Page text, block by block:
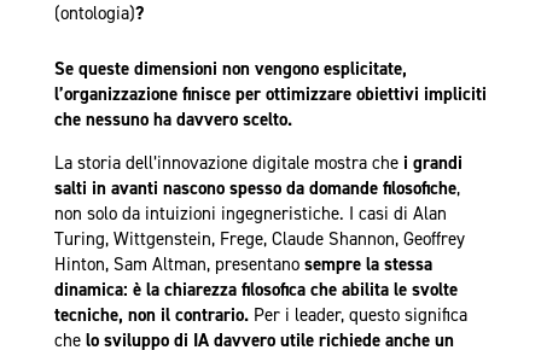
(ontologia)?
Se queste dimensioni non vengono esplicitate,
l’organizzazione finisce per ottimizzare obiettivi impliciti
che nessuno ha davvero scelto.
La storia dell’innovazione digitale mostra che i grandi
salti in avanti nascono spesso da domande filosofiche,
non solo da intuizioni ingegneristiche. I casi di Alan
Turing, Wittgenstein, Frege, Claude Shannon, Geoffrey
Hinton, Sam Altman, presentano sempre la stessa
dinamica: è la chiarezza filosofica che abilita le svolte
tecniche, non il contrario. Per i leader, questo significa
chelo sviluppo di IA davvero utile richiede anche un